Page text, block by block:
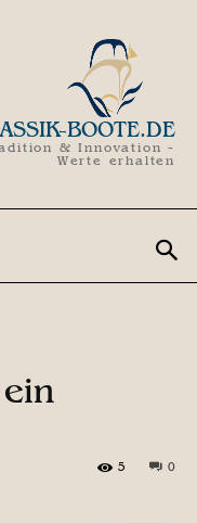
BOOTE.DE
& Innovation -
Werte erhalten
0
5